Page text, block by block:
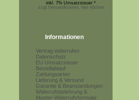
inkl. 7% Umsatzsteuer *
zzgl.Versandkosten, hier klicken
Informationen
Vertrag widerrufen
Datenschutz
EU Umsatzsteuer
Bestellablauf
Zahlungsarten
Lieferung & Versand
Garantie & Beanstandungen
Widerrufsbelehrung &
Muster-Widerrufsformular